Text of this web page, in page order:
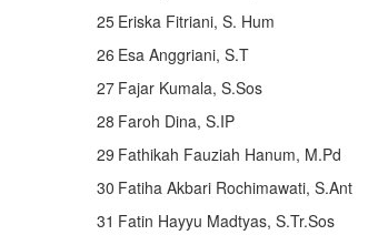
25 Eriska Fitriani, S. Hum
26 Esa Anggriani, S.T
27 Fajar Kumala, S.Sos
28 Faroh Dina, S.IP
29 Fathikah Fauziah Hanum, M.Pd
30 Fatiha Akbari Rochimawati, S.Ant
31 Fatin Hayyu Madtyas, S.Tr.Sos